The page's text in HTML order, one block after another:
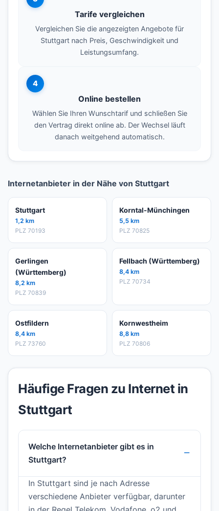
Tarife vergleichen
Vergleichen Sie die angezeigten Angebote für
Stuttgart nach Preis, Geschwindigkeit und
Leistungsumfang.
4
Online bestellen
Wählen Sie Ihren Wunschtarif und schließen Sie
den Vertrag direkt online ab. Der Wechsel läuft
danach weitgehend automatisch.
Internetanbieter in der Nähe von Stuttgart
Stuttgart
1,2 km
PLZ 70193
Korntal-Münchingen
5,5 km
PLZ 70825
Gerlingen
(Württemberg)
8,2 km
PLZ 70839
Fellbach (Württemberg)
8,4 km
PLZ 70734
Ostfildern
8,4 km
PLZ 73760
Kornwestheim
8,8 km
PLZ 70806
Häufige Fragen zu Internet in
Stuttgart
Welche Internetanbieter gibt es in
Stuttgart?
In Stuttgart sind je nach Adresse
verschiedene Anbieter verfügbar, darunter